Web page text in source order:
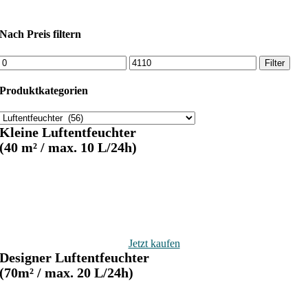
Nach Preis filtern
M
a
P
r
e
i
Filter
Produktkategorien
Kleine Luftentfeuchter
(40 m² / max. 10 L/24h)
Jetzt kaufen
Designer Luftentfeuchter
(70m² / max. 20 L/24h)